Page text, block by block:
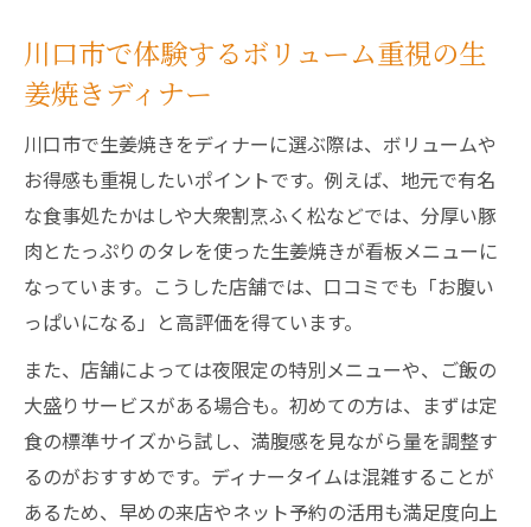
川口市で体験するボリューム重視の生
姜焼きディナー
川口市で生姜焼きをディナーに選ぶ際は、ボリュームや
お得感も重視したいポイントです。例えば、地元で有名
な食事処たかはしや大衆割烹ふく松などでは、分厚い豚
肉とたっぷりのタレを使った生姜焼きが看板メニューに
なっています。こうした店舗では、口コミでも「お腹い
っぱいになる」と高評価を得ています。
また、店舗によっては夜限定の特別メニューや、ご飯の
大盛りサービスがある場合も。初めての方は、まずは定
食の標準サイズから試し、満腹感を見ながら量を調整す
るのがおすすめです。ディナータイムは混雑することが
あるため、早めの来店やネット予約の活用も満足度向上